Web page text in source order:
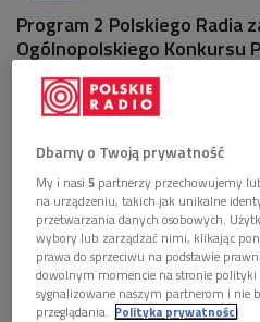
Program 2 Polskiego Radia
Ogólnopolskiego Konkursu
Fryderyka Chopina. To tzw.
organizowany przez
Chopina.
AUDIO 1 plik
 05'06
Relacja Mileny Gąsienicy z
Ogólnopolskiego
Fryderyka Chopina
Dbamy o Twoją prywatność
My i nasi5 partnerzy przechowujemy
na urządzeniu, takich jak unikalne
przetwarzania danych osobowych.
wybory lub zarządzać nimi, klikając
prawa do sprzeciwu na podstawie
dowolnym momencie na stronie
sygnalizowane naszym partnerom i nie
przeglądania. Polityka prywatności